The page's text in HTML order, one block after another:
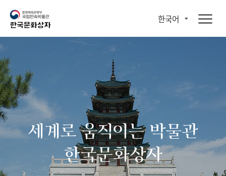
한국어
세계로 움직이는 박물관
한국문화상자